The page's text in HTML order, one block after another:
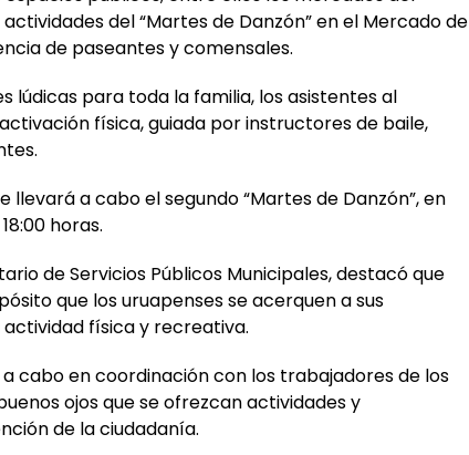
del “Martes de Danzón” en el Mercado de
de paseantes y comensales.
lúdicas para toda la familia, los asistentes al
física, guiada por instructores de baile,
llevará a cabo el segundo “Martes de Danzón”, en
horas.
de Servicios Públicos Municipales, destacó que
que los uruapenses se acerquen a sus
física y recreativa.
cabo en coordinación con los trabajadores de los
ojos que se ofrezcan actividades y
de la ciudadanía.